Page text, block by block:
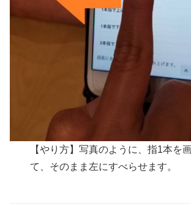
【やり方】写真のように、指1本を
て、そのまま左にすべらせます。